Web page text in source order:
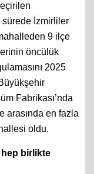
sürede İzmirliler
9 ilçe
öncülük
2025
Fabrikası’nda
arasında en fazla
oldu.
hep birlikte